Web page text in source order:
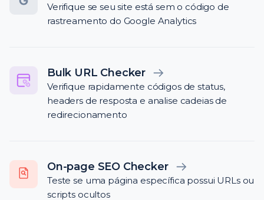
Verifique se seu site está sem o código de
rastreamento do Google Analytics
Bulk URL Checker
Verifique rapidamente códigos de status,
headers de resposta e analise cadeias de
redirecionamento
On-page SEO Checker
Teste se uma página específica possui URLs ou
scripts ocultos